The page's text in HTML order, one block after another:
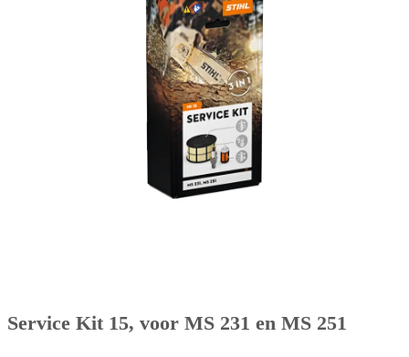
Service Kit 15, voor MS 231 en MS 251